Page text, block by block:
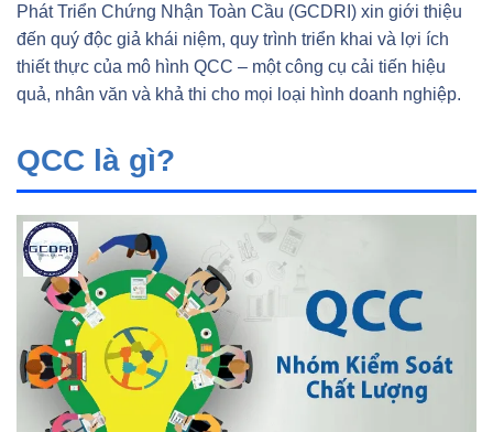
Phát Triển Chứng Nhận Toàn Cầu (GCDRI) xin giới thiệu
đến quý độc giả khái niệm, quy trình triển khai và lợi ích
thiết thực của mô hình QCC – một công cụ cải tiến hiệu
quả, nhân văn và khả thi cho mọi loại hình doanh nghiệp.
QCC là gì?